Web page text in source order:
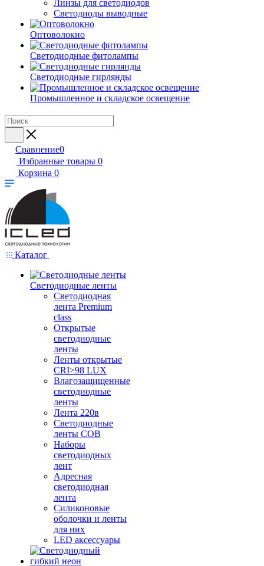
Линзы для светодиодов
Светодиоды выводные
Оптоволокно
Светодиодные фитолампы
Светодиодные гирлянды
Промышленное и складское освещение
Сравнение0
Избранные товары 0
Корзина 0
Каталог
Светодиодные ленты
Светодиодная
лента Premium
class
Открытые
светодиодные
ленты
Ленты открытые
CRI>98 LUX
Влагозащищенные
светодиодные
ленты
Лента 220в
Светодиодные
ленты COB
Наборы
светодиодных
лент
Адресная
светодиодная
лента
Силиконовые
оболочки и ленты
для них
LED аксессуары